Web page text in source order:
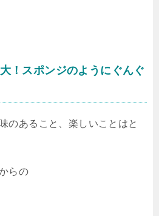
！スポンジのようにぐんぐ
のあること、楽しいことはと
らの